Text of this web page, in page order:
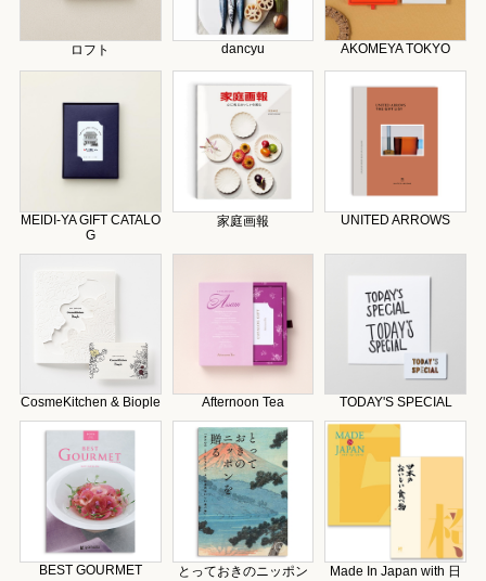
ロフト dancyu AKOMEYA TOKYO
MEIDI-YA GIFT CATALO
G
家庭画報 UNITED ARROWS
CosmeKitchen & Biople Afternoon Tea TODAY'S SPECIAL
BEST GOURMET
とっておきのニッポン
Made In Japan with 日